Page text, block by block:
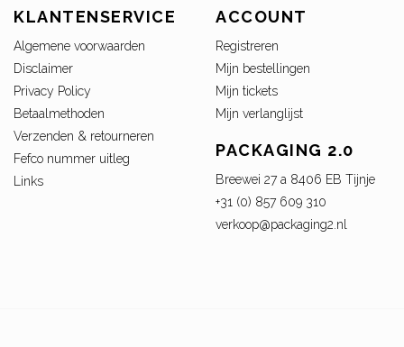
KLANTENSERVICE
Algemene voorwaarden
Disclaimer
Privacy Policy
Betaalmethoden
Verzenden & retourneren
Fefco nummer uitleg
Links
ACCOUNT
Registreren
Mijn bestellingen
Mijn tickets
Mijn verlanglijst
PACKAGING 2.0
Breewei 27 a 8406 EB Tijnje
+31 (0) 857 609 310
verkoop@packaging2.nl